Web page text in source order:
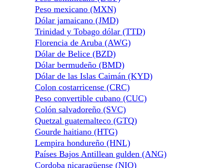
Peso mexicano (MXN)
Dólar jamaicano (JMD)
Trinidad y Tobago dólar (TTD)
Florencia de Aruba (AWG)
Dólar de Belice (BZD)
Dólar bermudeño (BMD)
Dólar de las Islas Caimán (KYD)
Colon costarricense (CRC)
Peso convertible cubano (CUC)
Colón salvadoreño (SVC)
Quetzal guatemalteco (GTQ)
Gourde haitiano (HTG)
Lempira hondureño (HNL)
Países Bajos Antillean gulden (ANG)
Cordoba nicaragüense (NIO)